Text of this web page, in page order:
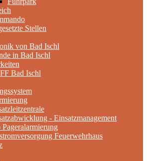
Stellen
von Bad Ischl
in Bad Ischl
Bad Ischl
- Einsatzmanagement
Feuerwehrhaus